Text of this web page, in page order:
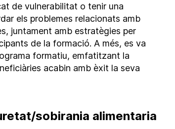
de vulnerabilitat o tenir una
els problemes relacionats amb
juntament amb estratègies per
de la formació. A més, es va
formatiu, emfatitzant la
acabin amb èxit la seva
sobirania alimentaria